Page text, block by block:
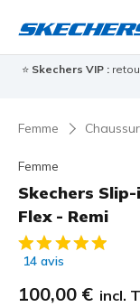
⭐ Skechers VIP :
Femme
Femme
Skechers
Flex - Remi
Évaluation client
14 avis
100,00 € incl.